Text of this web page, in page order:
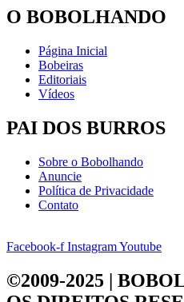
O BOBOLHANDO
Página Inicial
Bobeiras
Editoriais
Vídeos
PAI DOS BURROS
Sobre o Bobolhando
Anuncie
Política de Privacidade
Contato
Facebook-f InstagramYoutube
©2009-2025 |